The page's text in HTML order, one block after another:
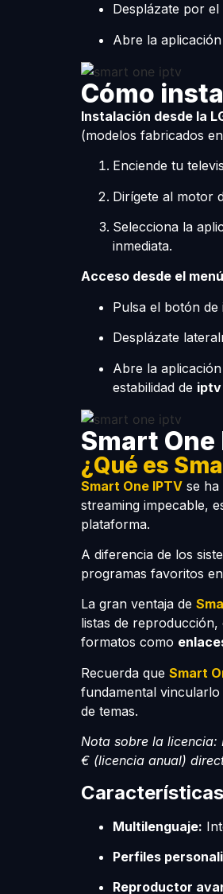
Desplázate por
Abre la
Cómo
Instalación desde la
(modelos fabricados
Enciende tu
Dirígete al motor
Selecciona la
inmediata.
Acceso desde el
Pulsa el botón
Desplázate
Abre la
estabilidad de iptv
Smart
¿Qué es
Smart One IPTV se
streaming impecable,
plataforma.
A diferencia de los
programas favoritos
La gran ventaja de
listas de
formatos como
Recuerda que Smart
fundamental
de temas.
Nota sobre la
€ (licencia anual)
Multilenguaje:
Perfiles
Reproductor